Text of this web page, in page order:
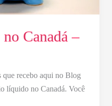
Canadá –
que recebo aqui no Blog
líquido no Canadá. Você